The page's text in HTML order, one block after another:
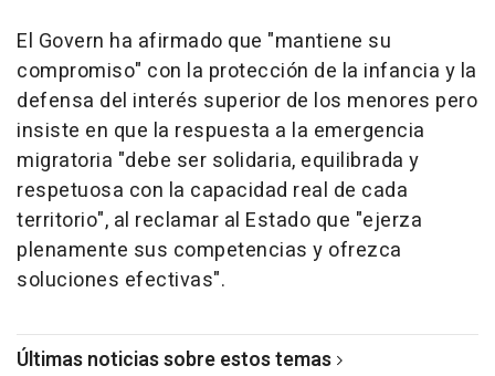
El Govern ha afirmado que "mantiene su
compromiso" con la protección de la infancia y la
defensa del interés superior de los menores pero
insiste en que la respuesta a la emergencia
migratoria "debe ser solidaria, equilibrada y
respetuosa con la capacidad real de cada
territorio", al reclamar al Estado que "ejerza
plenamente sus competencias y ofrezca
soluciones efectivas".
Últimas noticias sobre estos temas